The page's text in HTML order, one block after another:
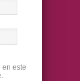
en este